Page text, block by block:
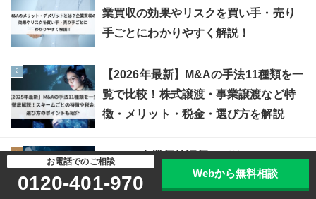
業買収の効果やリスクを買い手・売り
手ごとにわかりやすく解説！
【2026年最新】M&Aの手法11種類を一
覧で比較！株式譲渡・事業譲渡など特
徴・メリット・税金・選び方を解説
M&Aの企業価値評価（バリュエーショ
ン）とは？3つの手法と計算方法をわか
りやすく解説
お電話でのご相談
0120-401-970 Webから無料相談